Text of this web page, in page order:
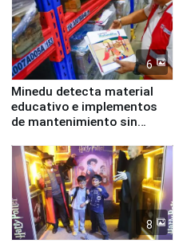
6
Minedu detecta material
educativo e implementos
de mantenimiento sin
la UGEL 2
8